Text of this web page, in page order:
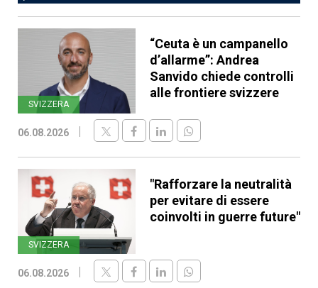
SVIZZERA
“Ceuta è un campanello
d’allarme”: Andrea
Sanvido chiede controlli
alle frontiere svizzere
06.08.2026
SVIZZERA
"Rafforzare la neutralità
per evitare di essere
coinvolti in guerre future"
06.08.2026